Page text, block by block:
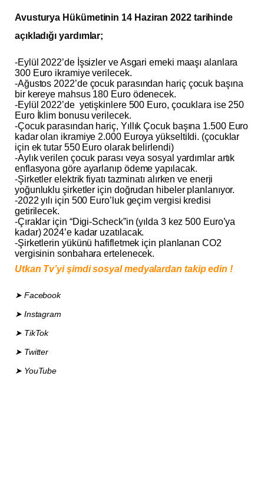
Avusturya Hükümetinin 14 Haziran 2022 tarihinde
açıkladığı yardımlar;
-Eylül 2022’de İşsizler ve Asgari emeki maaşı alanlara
300 Euro ikramiye verilecek.
-Ağustos 2022’de çocuk parasından hariç çocuk başına
bir kereye mahsus 180 Euro ödenecek.
-Eylül 2022’de yetişkinlere 500 Euro, çocuklara ise 250
Euro İklim bonusu verilecek.
-Çocuk parasından hariç, Yıllık Çocuk başına 1.500 Euro
kadar olan ikramiye 2.000 Euroya yükseltildi. (çocuklar
için ek tutar 550 Euro olarak belirlendi)
-Aylık verilen çocuk parası veya sosyal yardımlar artık
enflasyona göre ayarlanıp ödeme yapılacak.
-Şirketler elektrik fiyatı tazminatı alırken ve enerji
yoğunluklu şirketler için doğrudan hibeler planlanıyor.
-2022 yılı için 500 Euro’luk geçim vergisi kredisi
getirilecek.
-Çıraklar için “Digi-Scheck”in (yılda 3 kez 500 Euro’ya
kadar) 2024’e kadar uzatılacak.
-Şirketlerin yükünü hafifletmek için planlanan CO2
vergisinin sonbahara ertelenecek.
Utkan Tv’yi şimdi sosyal medyalardan takip edin !
➤ Facebook
➤ Instagram
➤ TikTok
➤ Twitter
➤ YouTube